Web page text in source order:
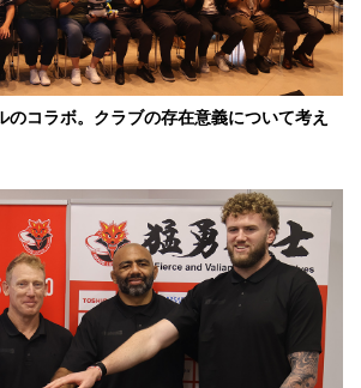
のコラボ。クラブの存在意義について考え